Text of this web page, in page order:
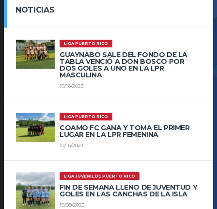
NOTICIAS
LIGA PUERTO RICO
GUAYNABO SALE DEL FONDO DE LA
TABLA VENCIÓ A DON BOSCO POR
DOS GOLES A UNO EN LA LPR
MASCULINA
10/16/2023
LIGA PUERTO RICO
COAMO FC GANA Y TOMA EL PRIMER
LUGAR EN LA LPR FEMENINA
10/16/2023
LIGA JUVENIL DE PUERTO RICO
FIN DE SEMANA LLENO DE JUVENTUD Y
GOLES EN LAS CANCHAS DE LA ISLA
10/09/2023